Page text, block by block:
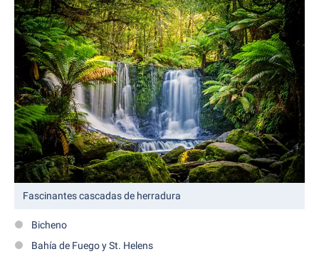
Fascinantes cascadas de herradura
Bicheno
Bahía de Fuego y St. Helens